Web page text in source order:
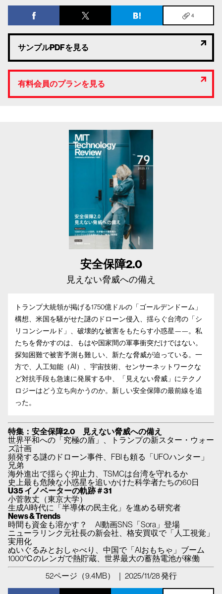
4
サンプルPDFを見る
有料会員のプランを見る
安全保障2.0
見えない脅威への備え
トランプ大統領が掲げる1750億ドルの「ゴールデンドーム」
構想、米国を騒がせた謎のドローン侵入、揺らぐ台湾の「シ
リコンシールド」、破壊的な被害をもたらす小惑星——。私
たちを脅かすのは、もはや国家間の軍事衝突だけではない。
探知困難で被害予測も難しい、新たな脅威が迫っている。一
方で、人工知能（AI）、宇宙技術、センサーネットワークな
ど対抗手段も急速に発展する中、「見えない脅威」にテクノ
ロジーはどう立ち向かうのか。新しい安全保障の最前線を追
った。
特集：安全保障2.0 見えない脅威への備え
世界平和への「究極の盾」、トランプの新スター・ウォー
ズ計画
頻発する謎のドローン事件、FBIも頼る「UFOハンター」
兄弟
海外進出で揺らぐ抑止力、TSMCは台湾を守れるか
史上最も危険な小惑星を追いかけた科学者たちの60日
U35 イノベーターの軌跡＃31
小菅敦丈（東京大学）
生成AI時代に「半導体の民主化」を進める研究者
News & Trends
時間も資金も溶かす？ AI動画SNS「Sora」登場
ニューラリンク元社長の新会社、格安買収で「人工視覚」
実用化
ぬいぐるみとおしゃべり、中国で「AIおもちゃ」ブーム
1000℃のレンガで熱貯蔵、世界最大の蓄熱電池が稼働
52ページ（9.4MB） ｜ 2025/11/28 発行